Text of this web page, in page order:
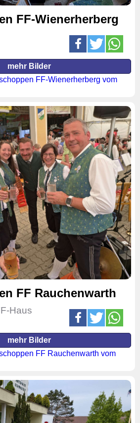
FF-Wienerherberg
mehr Bilder
FF-Wienerherberg vom
FF Rauchenwarth
Haus
mehr Bilder
FF Rauchenwarth vom